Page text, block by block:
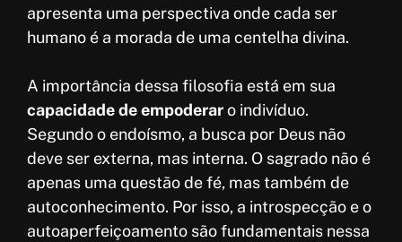
apresenta uma perspectiva onde cada ser
humano é a morada de uma centelha divina.
A importância dessa filosofia está em sua
capacidade de empoderaro indivíduo.
Segundo o endoísmo, a busca por Deus não
deve ser externa, mas interna. O sagrado não é
apenas uma questão de fé, mas também de
autoconhecimento. Por isso, a introspecção e o
autoaperfeiçoamento são fundamentais nessa